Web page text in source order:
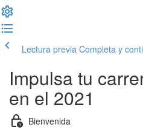
Lectura previa Completa y
Impulsa tu
en el 2021
Bienvenida